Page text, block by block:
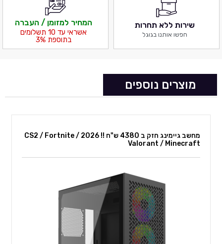
שירות ללא תחרות
חפשו אותנו בגוגל
המחיר למזומן / העברה
אשראי עד 10 תשלומים
בתוספת 3%
מוצרים נוספים
מחשב גיימינג חזק ב 4380 ש"ח !! 2026 CS2 / Fortnite /
Valorant / Minecraft